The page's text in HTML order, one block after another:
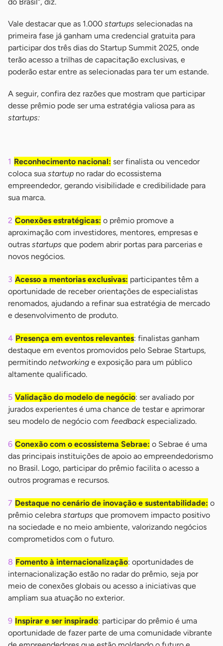
do Brasil”, diz.
Vale destacar que as 1.000 startups selecionadas na
primeira fase já ganham uma credencial gratuita para
participar dos três dias do Startup Summit 2025, onde
terão acesso a trilhas de capacitação exclusivas, e
poderão estar entre as selecionadas para ter um estande.
A seguir, confira dez razões que mostram que participar
desse prêmio pode ser uma estratégia valiosa para as
startups:
Reconhecimento nacional: ser finalista ou vencedor
coloca sua startup no radar do ecossistema
empreendedor, gerando visibilidade e credibilidade para
sua marca.
Conexões estratégicas: o prêmio promove a
aproximação com investidores, mentores, empresas e
outras startups que podem abrir portas para parcerias e
novos negócios.
Acesso a mentorias exclusivas: participantes têm a
oportunidade de receber orientações de especialistas
renomados, ajudando a refinar sua estratégia de mercado
e desenvolvimento de produto.
Presença em eventos relevantes: finalistas ganham
destaque em eventos promovidos pelo Sebrae Startups,
permitindo networking e exposição para um público
altamente qualificado.
Validação do modelo de negócio: ser avaliado por
jurados experientes é uma chance de testar e aprimorar
seu modelo de negócio com feedback especializado.
Conexão com o ecossistema Sebrae: o Sebrae é uma
das principais instituições de apoio ao empreendedorismo
no Brasil. Logo, participar do prêmio facilita o acesso a
outros programas e recursos.
Destaque no cenário de inovação e sustentabilidade: o
prêmio celebra startups que promovem impacto positivo
na sociedade e no meio ambiente, valorizando negócios
comprometidos com o futuro.
Fomento à internacionalização: oportunidades de
internacionalização estão no radar do prêmio, seja por
meio de conexões globais ou acesso a iniciativas que
ampliam sua atuação no exterior.
Inspirar e ser inspirado: participar do prêmio é uma
oportunidade de fazer parte de uma comunidade vibrante